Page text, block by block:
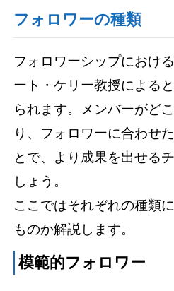
フォロワーの種類
フォロワーシップにおけ
ート・ケリー教授による
られます。メンバーがど
り、フォロワーに合わせ
とで、より成果を出せる
しょう。
ここではそれぞれの種類
ものか解説します。
模範的フォロワー